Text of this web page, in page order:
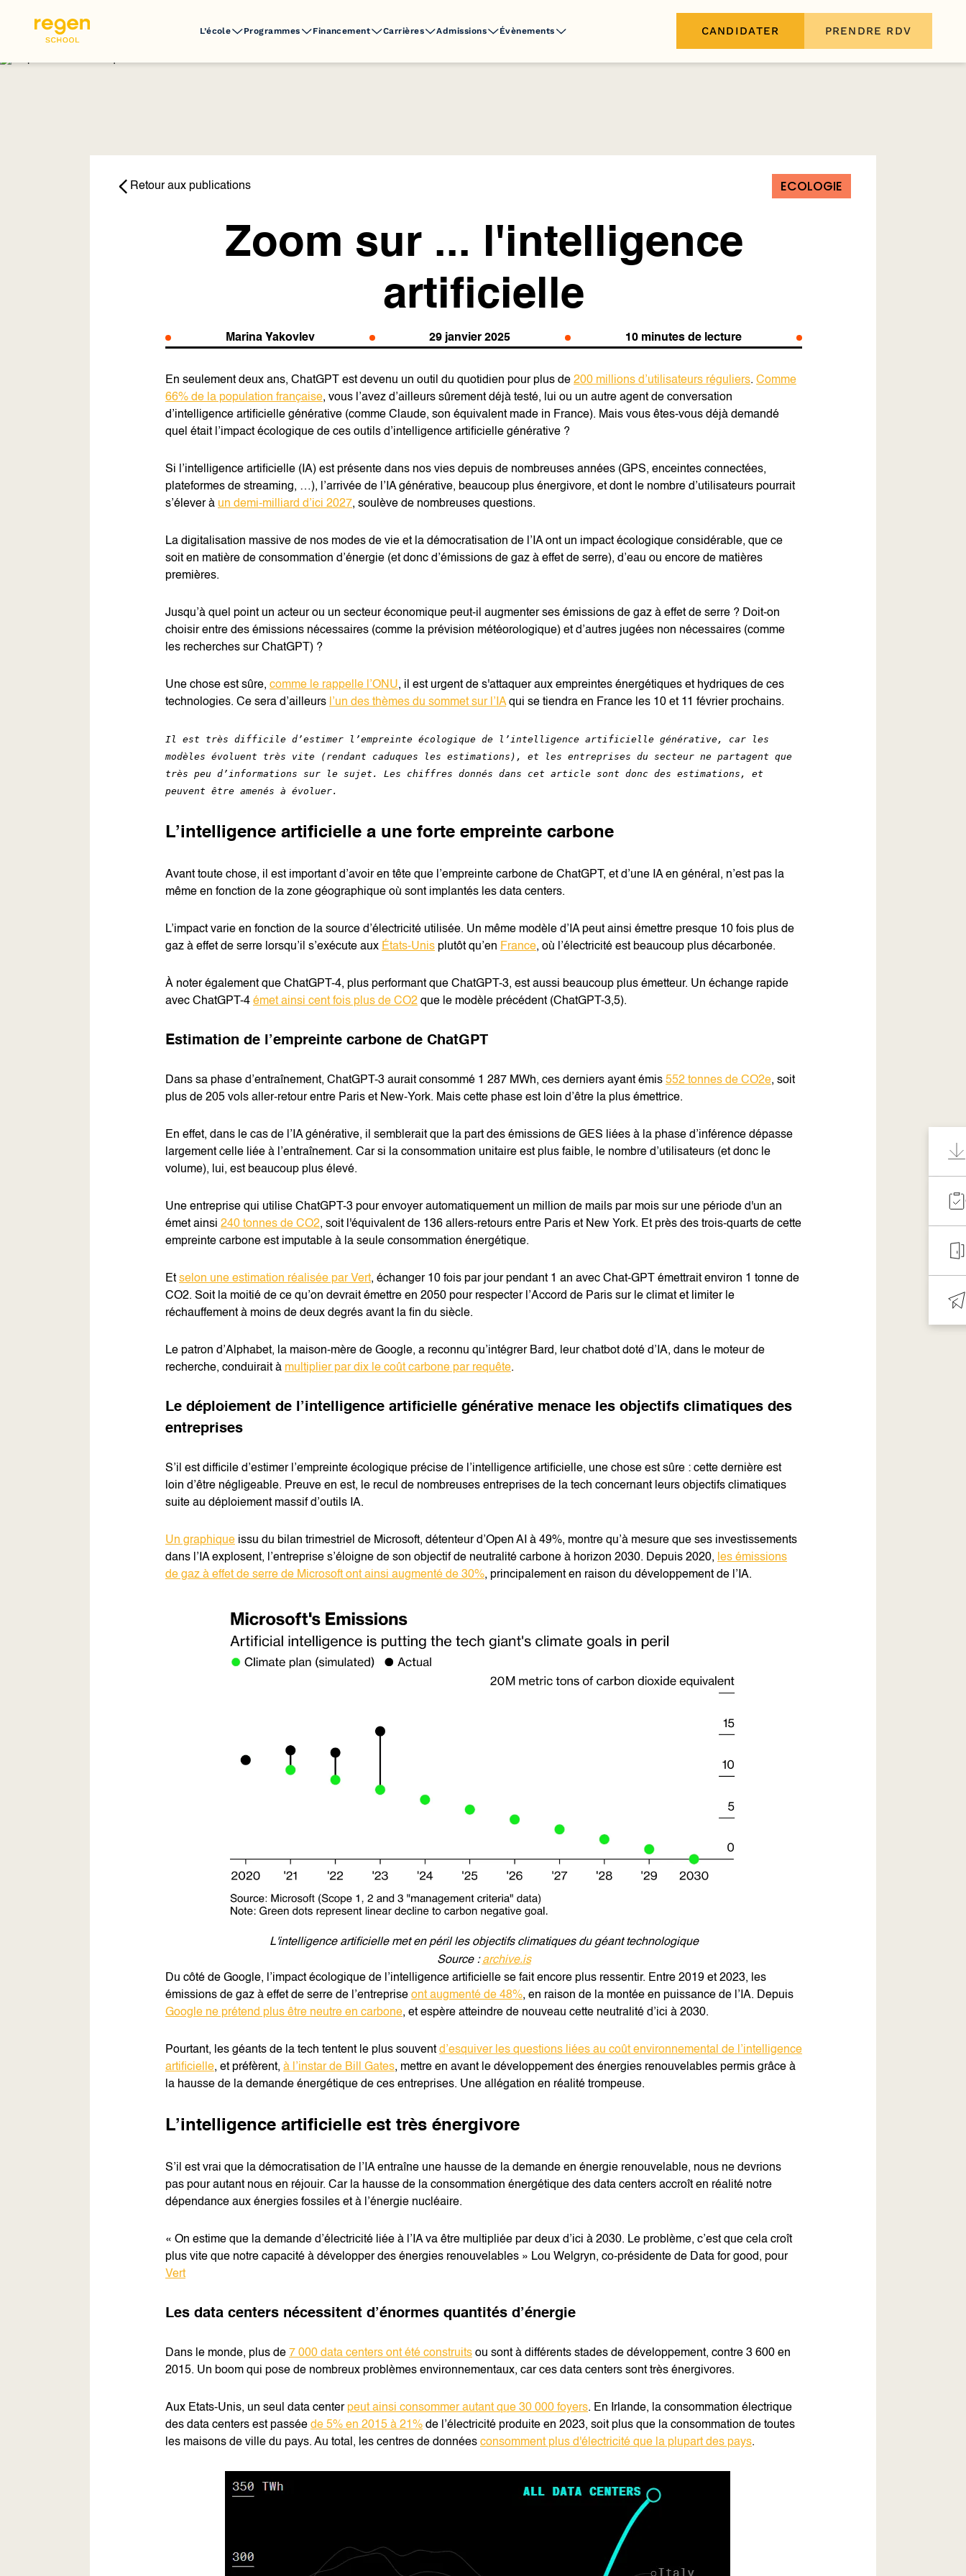
L’école Programmes Financement Carrières Admissions Évènements CANDIDATER PRENDRE RDV
Retour aux publications ECOLOGIE
Zoom sur ... l'intelligence
artificielle
Marina Yakovlev 29 janvier 2025 10 minutes de lecture
En seulement deux ans, ChatGPT est devenu un outil du quotidien pour plus de 200 millions d’utilisateurs réguliers. Comme
66% de la population française, vous l’avez d’ailleurs sûrement déjà testé, lui ou un autre agent de conversation
d’intelligence artificielle générative (comme Claude, son équivalent made in France). Mais vous êtes-vous déjà demandé
quel était l’impact écologique de ces outils d’intelligence artificielle générative ?
Si l’intelligence artificielle (IA) est présente dans nos vies depuis de nombreuses années (GPS, enceintes connectées,
plateformes de streaming, …), l’arrivée de l’IA générative, beaucoup plus énergivore, et dont le nombre d’utilisateurs pourrait
s’élever à un demi-milliard d’ici 2027, soulève de nombreuses questions.
La digitalisation massive de nos modes de vie et la démocratisation de l’IA ont un impact écologique considérable, que ce
soit en matière de consommation d’énergie (et donc d’émissions de gaz à effet de serre), d’eau ou encore de matières
premières.
Jusqu’à quel point un acteur ou un secteur économique peut-il augmenter ses émissions de gaz à effet de serre ? Doit-on
choisir entre des émissions nécessaires (comme la prévision météorologique) et d’autres jugées non nécessaires (comme
les recherches sur ChatGPT) ?
Une chose est sûre, comme le rappelle l’ONU, il est urgent de s'attaquer aux empreintes énergétiques et hydriques de ces
technologies. Ce sera d’ailleurs l’un des thèmes du sommet sur l’IAqui se tiendra en France les 10 et 11 février prochains.
Il est très difficile d’estimer l’empreinte écologique de l’intelligence artificielle générative, car les
modèles évoluent très vite (rendant caduques les estimations), et les entreprises du secteur ne partagent que
très peu d’informations sur le sujet. Les chiffres donnés dans cet article sont donc des estimations, et
peuvent être amenés à évoluer.
L’intelligence artificielle a une forte empreinte carbone
Avant toute chose, il est important d’avoir en tête que l’empreinte carbone de ChatGPT, et d’une IA en général, n’est pas la
même en fonction de la zone géographique où sont implantés les data centers.
L’impact varie en fonction de la source d’électricité utilisée. Un même modèle d’IA peut ainsi émettre presque 10 fois plus de
gaz à effet de serre lorsqu’il s’exécute aux États-Unis plutôt qu’en France, où l’électricité est beaucoup plus décarbonée.
À noter également que ChatGPT-4, plus performant que ChatGPT-3, est aussi beaucoup plus émetteur. Un échange rapide
avec ChatGPT-4 émet ainsi cent fois plus de CO2 que le modèle précédent (ChatGPT-3,5).
Estimation de l’empreinte carbone de ChatGPT
Dans sa phase d’entraînement, ChatGPT-3 aurait consommé 1 287 MWh, ces derniers ayant émis 552 tonnes de CO2e, soit
plus de 205 vols aller-retour entre Paris et New-York. Mais cette phase est loin d’être la plus émettrice.
En effet, dans le cas de l’IA générative, il semblerait que la part des émissions de GES liées à la phase d’inférence dépasse
largement celle liée à l’entraînement. Car si la consommation unitaire est plus faible, le nombre d’utilisateurs (et donc le
volume), lui, est beaucoup plus élevé.
Une entreprise qui utilise ChatGPT-3 pour envoyer automatiquement un million de mails par mois sur une période d'un an
émet ainsi 240 tonnes de CO2, soit l'équivalent de 136 allers-retours entre Paris et New York. Et près des trois-quarts de cette
empreinte carbone est imputable à la seule consommation énergétique.
Et selon une estimation réalisée par Vert, échanger 10 fois par jour pendant 1 an avec Chat-GPT émettrait environ 1 tonne de
CO2. Soit la moitié de ce qu’on devrait émettre en 2050 pour respecter l’Accord de Paris sur le climat et limiter le
réchauffement à moins de deux degrés avant la fin du siècle.
Le patron d’Alphabet, la maison-mère de Google, a reconnu qu’intégrer Bard, leur chatbot doté d’IA, dans le moteur de
recherche, conduirait à multiplier par dix le coût carbone par requête.
Le déploiement de l’intelligence artificielle générative menace les objectifs climatiques des
entreprises
S’il est difficile d’estimer l’empreinte écologique précise de l’intelligence artificielle, une chose est sûre : cette dernière est
loin d’être négligeable. Preuve en est, le recul de nombreuses entreprises de la tech concernant leurs objectifs climatiques
suite au déploiement massif d’outils IA.
Un graphique issu du bilan trimestriel de Microsoft, détenteur d’Open AI à 49%, montre qu’à mesure que ses investissements
dans l’IA explosent, l’entreprise s’éloigne de son objectif de neutralité carbone à horizon 2030. Depuis 2020, les émissions
de gaz à effet de serre de Microsoft ont ainsi augmenté de 30%, principalement en raison du développement de l’IA.
L'intelligence artificielle met en péril les objectifs climatiques du géant technologique
Source :archive.is
Du côté de Google, l’impact écologique de l’intelligence artificielle se fait encore plus ressentir. Entre 2019 et 2023, les
émissions de gaz à effet de serre de l’entreprise ont augmenté de 48%, en raison de la montée en puissance de l’IA. Depuis
Google ne prétend plus être neutre en carbone, et espère atteindre de nouveau cette neutralité d’ici à 2030.
Pourtant, les géants de la tech tentent le plus souvent d’esquiver les questions liées au coût environnemental de l’intelligence
artificielle, et préfèrent, à l’instar de Bill Gates, mettre en avant le développement des énergies renouvelables permis grâce à
la hausse de la demande énergétique de ces entreprises. Une allégation en réalité trompeuse.
L’intelligence artificielle est très énergivore
S’il est vrai que la démocratisation de l’IA entraîne une hausse de la demande en énergie renouvelable, nous ne devrions
pas pour autant nous en réjouir. Car la hausse de la consommation énergétique des data centers accroît en réalité notre
dépendance aux énergies fossiles et à l’énergie nucléaire.
« On estime que la demande d’électricité liée à l’IA va être multipliée par deux d’ici à 2030. Le problème, c’est que cela croît
plus vite que notre capacité à développer des énergies renouvelables » Lou Welgryn, co-présidente de Data for good, pour
Vert
Les data centers nécessitent d’énormes quantités d’énergie
Dans le monde, plus de 7 000 data centers ont été construits ou sont à différents stades de développement, contre 3 600 en
2015. Un boom qui pose de nombreux problèmes environnementaux, car ces data centers sont très énergivores.
Aux Etats-Unis, un seul data center peut ainsi consommer autant que 30 000 foyers. En Irlande, la consommation électrique
des data centers est passée de 5% en 2015 à 21% de l’électricité produite en 2023, soit plus que la consommation de toutes
les maisons de ville du pays. Au total, les centres de données consomment plus d'électricité que la plupart des pays.